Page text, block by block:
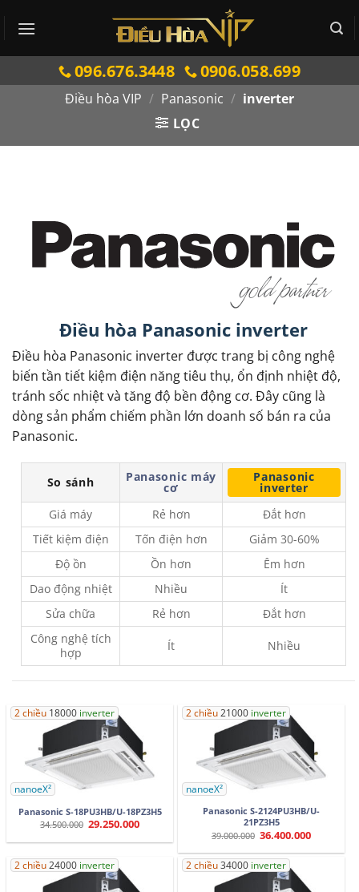
qua
096.676.3448 0906.058.699
Điều hòa VIP / Panasonic / inverter
LỌC
Điều hòa Panasonic inverter
Điều hòa Panasonic inverter được trang bị công nghệ
biến tần tiết kiệm điện năng tiêu thụ, ổn định nhiệt độ,
tránh sốc nhiệt và tăng độ bền động cơ. Đây cũng là
dòng sản phẩm chiếm phần lớn doanh số bán ra của
Panasonic.
So sánh Panasonic máy
cơ
Panasonic
inverter
Giá máy
Rẻ hơn
Đắt hơn
Tiết kiệm điện
Tốn điện hơn
Giảm 30-60%
Độ ồn
Ồn hơn
Êm hơn
Dao động nhiệt
Nhiều
Ít
Sửa chữa
Rẻ hơn
Đắt hơn
Công nghệ tích
hợp
Ít Nhiều
2 chiều 18000 inverter
nanoeX²
Panasonic S-18PU3HB/U-18PZ3H5
34.500.000 Giá
là:
29.250.000
tại
29.250.000.
2 chiều21000 inverter
nanoeX²
Panasonic S-2124PU3HB/U-
21PZ3H5
39.000.000 Giá
gốc
là:
39.000.000.
36.400.000
tại
2 chiều24000 inverter 2 chiều34000 inverter